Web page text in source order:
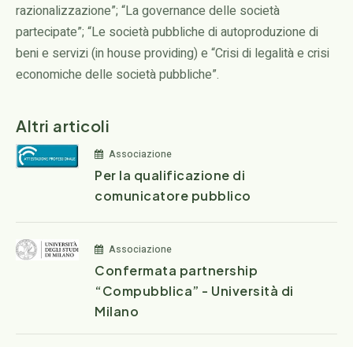
razionalizzazione”; “La governance delle società
partecipate”; “Le società pubbliche di autoproduzione di
beni e servizi (in house providing) e “Crisi di legalità e crisi
economiche delle società pubbliche”.
Altri articoli
Associazione
Per la qualificazione di
comunicatore pubblico
Associazione
Confermata partnership
“Compubblica” - Università di
Milano